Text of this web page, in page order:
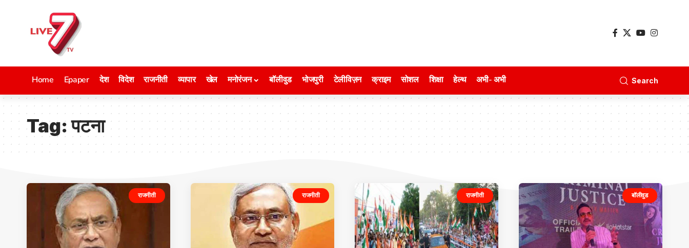
Home Epaper देश विदेश राजनीती व्यापार खेल मनोरंजन बॉलीवुड भोजपुरी टेलीविज़न क्राइम सोशल शिक्षा हेल्थ अभी- अभी Search
Tag:पटना
राजनीती राजनीती राजनीती बॉलीवुड